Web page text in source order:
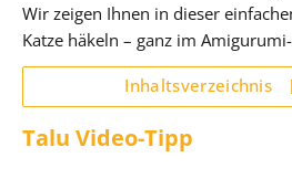
Wir zeigen Ihnen in dieser
Katze häkeln – ganz im
Inhaltsverzeichnis
Talu Video-Tipp